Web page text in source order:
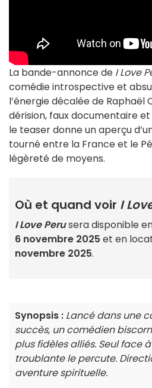
La bande-annonce de I Love
comédie introspective et
l’énergie décalée de Raphaël
dérision, faux documentaire
le teaser donne un aperçu
tourné entre la France et le
légèreté de moyens.
Où et quand voir I
I Love Perusera disponible
6 novembre 2025 et en
novembre 2025.
Synopsis : Lancé dans une
succès, un comédien
plus fidèles alliés. Seul face
troublante le percute.
aventure spirituelle.